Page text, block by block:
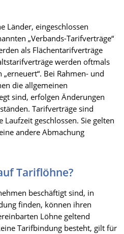
Länder, eingeschlossen
„Verbands-Tarifverträge“
als Flächentarifverträge
werden oftmals
Bei Rahmen- und
die allgemeinen
sind, erfolgen Änderungen
Tarifverträge sind
geschlossen. Sie gelten
andere Abmachung
Tariflöhne?
beschäftigt sind, in
finden, können ihren
Löhne geltend
Tarifbindung besteht, gilt für